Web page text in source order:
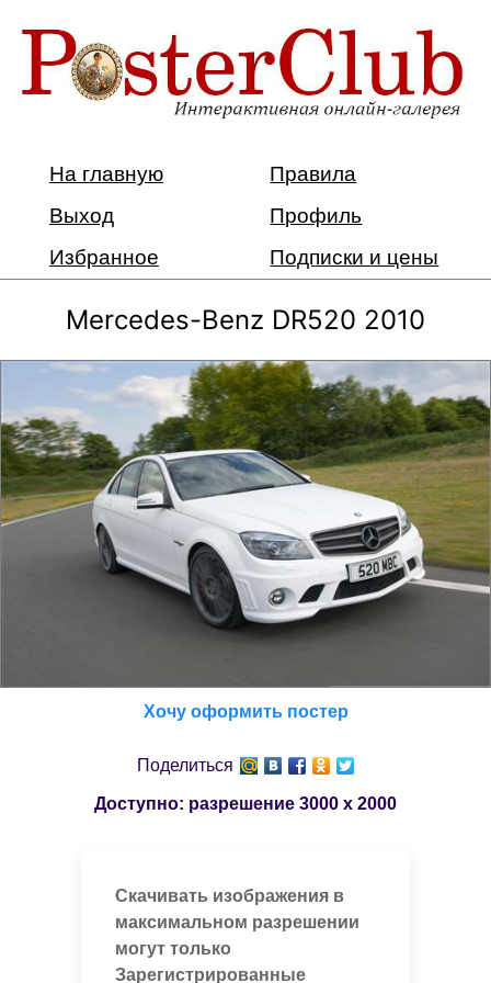
На главную
Правила
Выход
Профиль
Избранное
Подписки и цены
Mercedes-Benz DR520 2010
Хочу оформить постер
Поделиться
Доступно: разрешение 3000 x 2000
Скачивать изображения в
максимальном разрешении
могут только
Зарегистрированные